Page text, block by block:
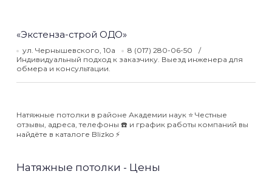
«Экстенза-строй ОДО»
ул. Чернышевского, 10а
8 (017) 280-06-50
Индивидуальный подход к заказчику. Выезд инженера для
обмера и консультации.
Натяжные потолки в районе Академии наук ⭐️ Честные
отзывы, адреса, телефоны ☎️ и график работы компаний вы
найдёте в каталоге Blizko ⚡️
Натяжные потолки - Цены